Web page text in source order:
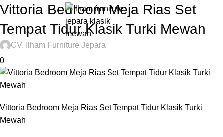
Vittoria Bedroom Meja Rias Set
Tempat Tidur Klasik Turki Mewah
CV. Ilham Furniture Jepara
0
Vittoria Bedroom Meja Rias Set Tempat Tidur Klasik Turki
Mewah